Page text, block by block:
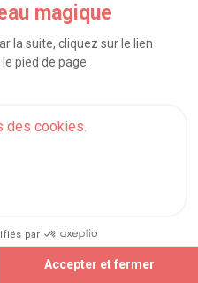
magique
la suite, cliquez sur le lien
pied de page.
des cookies.
par
Accepter et fermer
d’articles
marques du